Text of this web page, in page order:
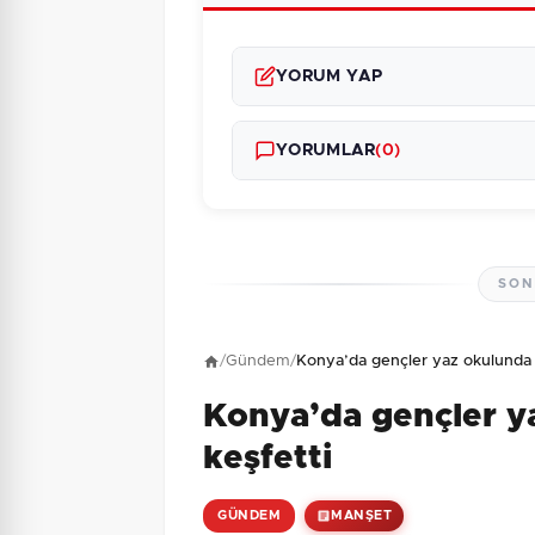
YORUM YAP
Güvenlik Sorusu: 10 + 8 = ?
YORUMLAR(0)
/Gündem/Konya’da gençler yaz
Konya’da gençler
keşfetti
GÜNDEM MANŞET